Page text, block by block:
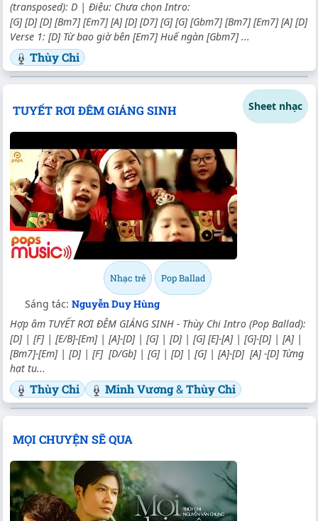
(transposed): D | Điệu: Chưa chọn Intro:
[G] [D] [D] [Bm7] [Em7] [A] [D] [D7] [G] [G] [Gbm7] [Bm7] [Em7] [A] [D]
Verse 1: [D] Từ bao giờ bên [Em7] Huế ngàn [Gbm7] ...
Thùy Chi
TUYẾT RƠI ĐÊM GIÁNG SINH Sheet nhạc
Nhạc trẻ Pop Ballad
Sáng tác: Nguyễn Duy Hùng
Hợp âm TUYẾT RƠI ĐÊM GIÁNG SINH - Thùy Chi Intro (Pop Ballad):
[D] | [F] | [E/B]-[Em] | [A]-[D] | [G] | [D] | [G] [E]-[A] | [G]-[D] | [A] |
[Bm7]-[Em] | [D] | [F] [D/Gb] | [G] | [D] | [G] | [A]-[D] [A] -[D] Từng
hạt tu...
Thùy Chi Minh Vương&Thùy Chi
MỌI CHUYỆN SẼ QUA